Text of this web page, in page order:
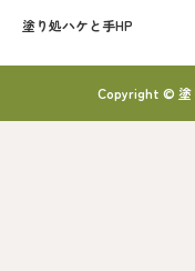
塗り処ハケと手HP
Copyright © 塗